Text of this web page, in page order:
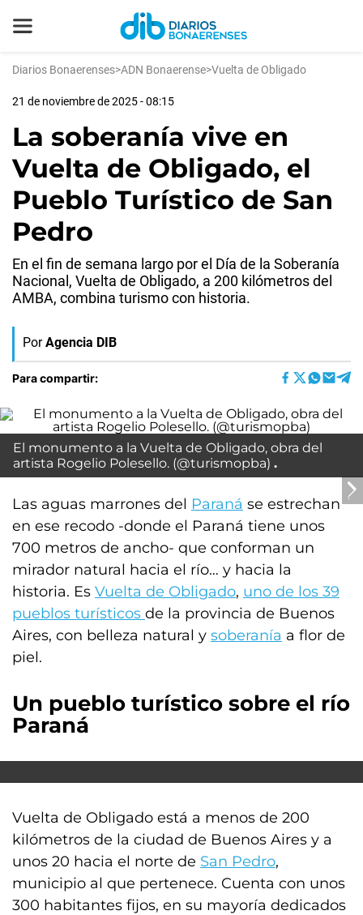
Diarios Bonaerenses>ADN Bonaerense>Vuelta de Obligado
21 de noviembre de 2025 - 08:15
La soberanía vive en
Vuelta de Obligado, el
Pueblo Turístico de San
Pedro
En el fin de semana largo por el Día de la Soberanía
Nacional, Vuelta de Obligado, a 200 kilómetros del
AMBA, combina turismo con historia.
Por Agencia DIB
Para compartir:
El monumento a la Vuelta de Obligado, obra del
artista Rogelio Polesello. (@turismopba)
Las aguas marrones del Paraná se estrechan
en ese recodo -donde el Paraná tiene unos
700 metros de ancho- que conforman un
mirador natural hacia el río… y hacia la
historia. Es Vuelta de Obligado, uno de los 39
pueblos turísticos de la provincia de Buenos
Aires, con belleza natural y soberanía a flor de
piel.
Un pueblo turístico sobre el río
Paraná
Vuelta de Obligado está a menos de 200
kilómetros de la ciudad de Buenos Aires y a
unos 20 hacia el norte de San Pedro,
municipio al que pertenece. Cuenta con unos
300 habitantes fijos, en su mayoría dedicados